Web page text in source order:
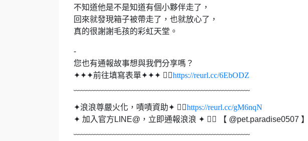
不知道他是不是知道有個小夥伴走了，
回來就發現箱子被帶走了，也就放心了，
真的很謝謝毛孩的彩虹天堂。
-
您也有通報故事想與我們分享嗎？
✦✦✦前往填寫表單✦✦✦ 👉🏻https://reurl.cc/6EbODZ
✦浪浪尊嚴火化，嘖嘖資助✦ 👉🏻https://reurl.cc/gM6nqN
✦ 加入官方LINE@，立即通報浪浪 ✦ 👉🏻 【 @pet.paradise0507 】